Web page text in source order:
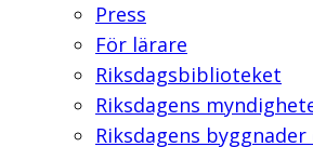
Press
För lärare
Riksdagsbiblioteket
Riksdagens
Riksdagens